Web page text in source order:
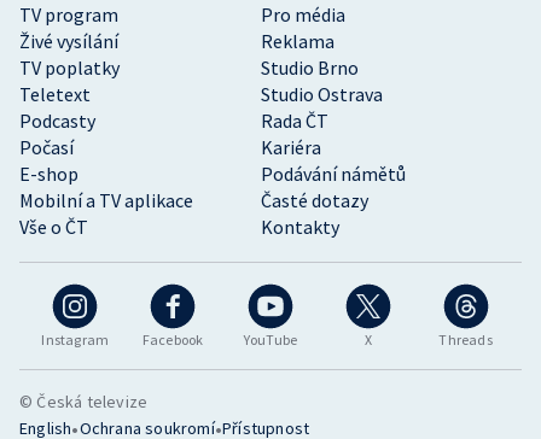
Instagram Facebook YouTube X Threads
TV program
Pro média
Živé vysílání
Reklama
TV poplatky
Studio Brno
Teletext
Studio Ostrava
Podcasty
Rada ČT
Počasí
Kariéra
E-shop
Podávání námětů
Mobilní a TV aplikace
Časté dotazy
Vše o ČT
Kontakty
© Česká televize
English•Ochrana soukromí•Přístupnost